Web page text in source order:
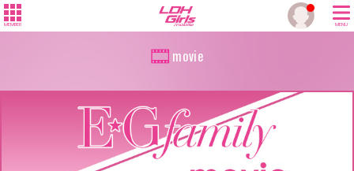
MEMBER MENU
movie